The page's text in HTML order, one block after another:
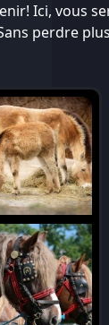
Ici, vous
perdre